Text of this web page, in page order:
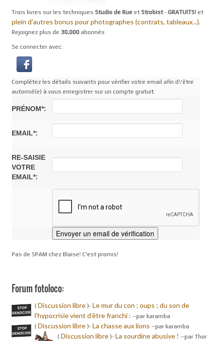
Trois livres sur les techniques Studio de Rue et Strobist- GRATUITS! et
plein d'autres bonus pour photographes (contrats, tableaux...).
Rejoignez plus de 30,000 abonnés
Se connecter avec:
Complétez les détails suivants pour vérifier votre email afin d\'être
autorisé(e) à vous enregistrer sur un compte gratuit.
PRÉNOM*:
EMAIL*:
RE-SAISIE
VOTRE
EMAIL*:
Pas de SPAM chez Blaise! C'est promis!
Forum fotoloco:
( Discussion libre )- Le mur du con ; oups ; du son de
l’hypocrisie vient d’être franchi : --par karamba
( Discussion libre )- La chasse aux lions --par karamba
( Discussion libre )- La sourdine abusive ! --par Thor